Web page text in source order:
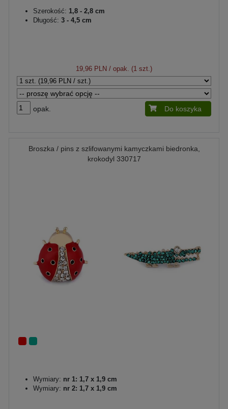
Szerokość: 1,8 - 2,8 cm
Długość: 3 - 4,5 cm
19,96 PLN / opak. (1 szt.)
opak. Do koszyka
Broszka / pins z szlifowanymi kamyczkami biedronka,
krokodyl 330717
Wymiary: nr 1: 1,7 x 1,9 cm
Wymiary: nr 2: 1,7 x 1,9 cm